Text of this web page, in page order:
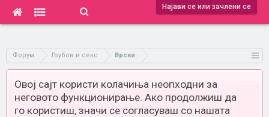
Најави се или зачлени се
Форум Љубов и секс Врски
Овој сајт користи колачиња неопходни за
неговото функционирање. Ако продолжиш да
го користиш, значи се согласуваш со нашата